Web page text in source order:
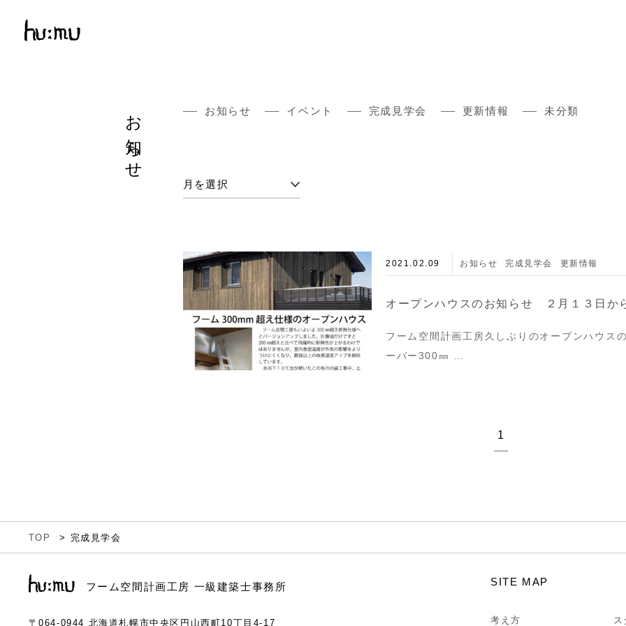
お知らせ お知らせ イベント 完成見学会 更新情報 未分類
2021.02.09 お知らせ 完成見学会 更新情報
オープンハウスのお知らせ ２月１３日か
フーム空間計画工房久しぶりのオープンハウス
ーバー300㎜ …
1
TOP 完成見学会
フーム空間計画工房 一級建築士事務所
〒064-0944 北海道札幌市中央区円山西町10丁目4-17
SITE MAP
考え方 ス